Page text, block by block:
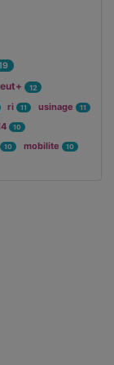
eut+ 12
ri 11 usinage 11
10
10 mobilite 10